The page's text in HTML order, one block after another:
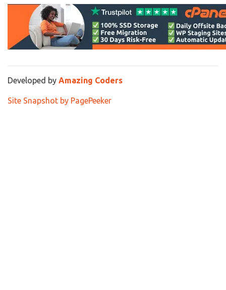
Developed by Amazing Coders
Site Snapshot by PagePeeker